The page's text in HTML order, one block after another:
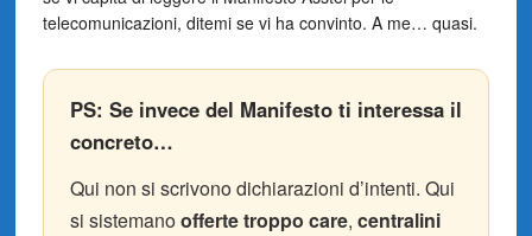
telecomunicazioni, ditemi se vi ha convinto. A me… quasi.
PS: Se invece del Manifesto ti interessa il
concreto…
Qui non si scrivono dichiarazioni d’intenti. Qui
si sistemanoofferte troppo care, centralini